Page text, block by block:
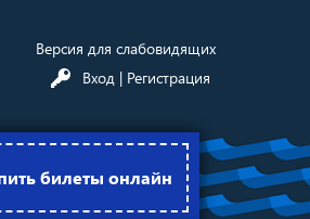
Версия для слабовидящих
Вход | Регистрация
билеты онлайн